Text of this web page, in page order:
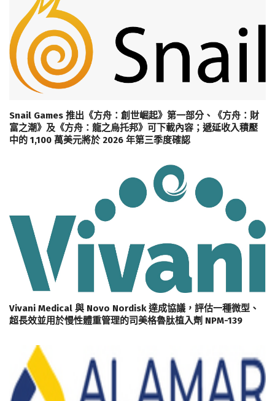
Snail Games 推出《方舟：創世崛起》第一部分、《方舟：財
富之潮》及《方舟：龍之烏托邦》可下載內容；遞延收入積壓
中的 1,100 萬美元將於 2026 年第三季度確認
Vivani Medical 與 Novo Nordisk 達成協議，評估一種微型、
超長效並用於慢性體重管理的司美格魯肽植入劑 NPM-139